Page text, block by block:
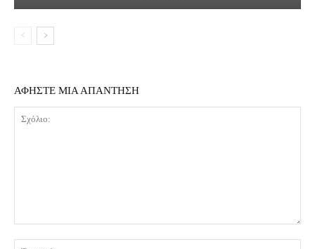
ΑΦΗΣΤΕ ΜΙΑ ΑΠΑΝΤΗΣΗ